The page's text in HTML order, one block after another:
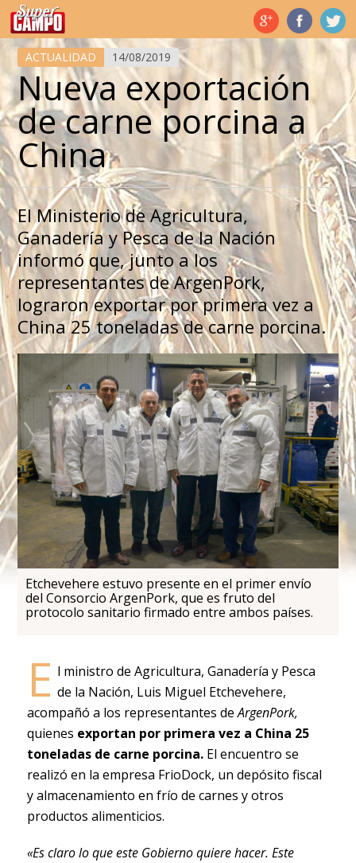
Temas de hoy
ACTUALIDAD 14/08/2019
Nueva exportación
de carne porcina a
China
El Ministerio de Agricultura,
Ganadería y Pesca de la Nación
informó que, junto a los
representantes de ArgenPork,
lograron exportar por primera vez a
China 25 toneladas de carne porcina.
Etchevehere estuvo presente en el primer envío
del Consorcio ArgenPork, que es fruto del
protocolo sanitario firmado entre ambos países.
E l ministro de Agricultura, Ganadería y Pesca
de la Nación, Luis Miguel Etchevehere,
acompañó a los representantes deArgenPork,
quienes exportan por primera vez a China 25
toneladas de carne porcina.El encuentro se
realizó en la empresa FrioDock, un depósito fiscal
y almacenamiento en frío de carnes y otros
productos alimenticios.
«Es claro lo que este Gobierno quiere hacer. Este